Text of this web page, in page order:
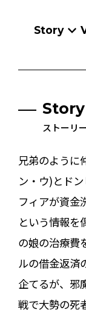
Story
Story
ストーリー
兄弟のように
ン・ウ)とド
フィアが資金
という情報を
の娘の治療費
ルの借金返済
企てるが、邪
戦で大勢の死